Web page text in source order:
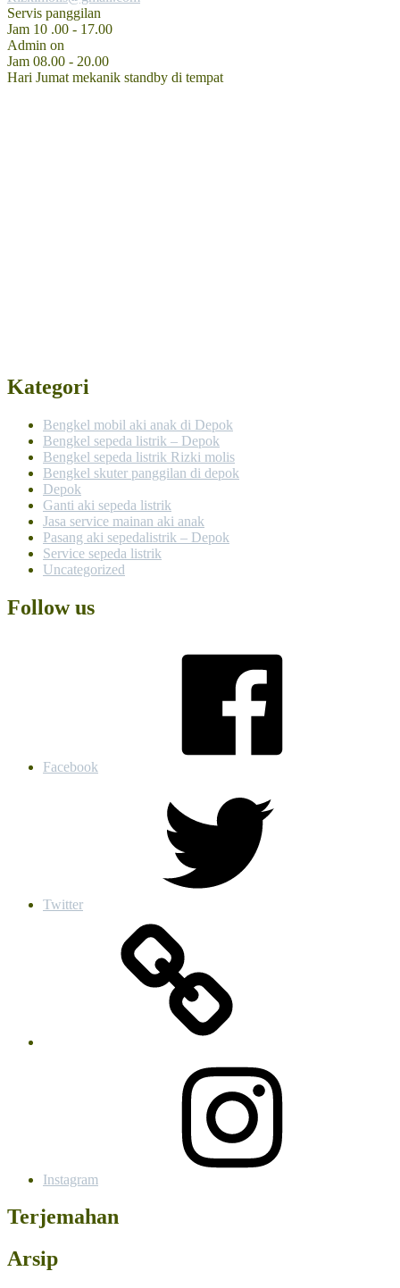
Servis panggilan
Jam 10 .00 - 17.00
Admin on
Jam 08.00 - 20.00
Hari Jumat mekanik standby di tempat
Kategori
Bengkel mobil aki anak di Depok
Bengkel sepeda listrik – Depok
Bengkel sepeda listrik Rizki molis
Bengkel skuter panggilan di depok
Depok
Ganti aki sepeda listrik
Jasa service mainan aki anak
Pasang aki sepedalistrik – Depok
Service sepeda listrik
Uncategorized
Follow us
Facebook
Twitter
Instagram
Terjemahan
Arsip